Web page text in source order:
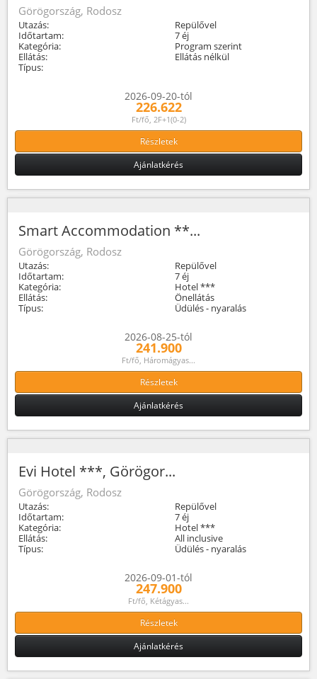
Görögország, Rodosz
Utazás:
Repülővel
Időtartam:
7 éj
Kategória:
Program szerint
Ellátás:
Ellátás nélkül
Típus:
2026-09-20-tól
226.622
Ft/fő, 2F+1(0-2)
Részletek
Ajánlatkérés
Smart Accommodation **...
Görögország, Rodosz
Utazás:
Repülővel
Időtartam:
7 éj
Kategória:
Hotel ***
Ellátás:
Önellátás
Típus:
Üdülés - nyaralás
2026-08-25-tól
241.900
Ft/fő, Háromágyas...
Részletek
Ajánlatkérés
Evi Hotel ***, Görögor...
Görögország, Rodosz
Utazás:
Repülővel
Időtartam:
7 éj
Kategória:
Hotel ***
Ellátás:
All inclusive
Típus:
Üdülés - nyaralás
2026-09-01-tól
247.900
Ft/fő, Kétágyas...
Részletek
Ajánlatkérés